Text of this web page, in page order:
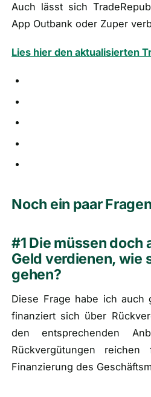
Auch lässt sich
App Outbank oder Zuper
Lies hier den aktualisierten
Noch ein paar
#1 Die müssen doch
Geld verdienen, wie
gehen?
Diese Frage habe ich auch
finanziert sich über
den entsprechenden
Rückvergütungen
Finanzierung des